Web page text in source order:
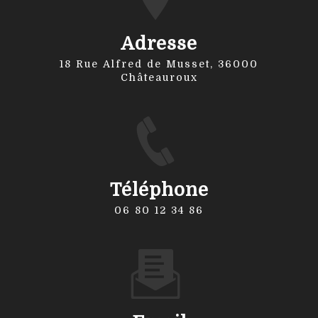
Adresse
18 Rue Alfred de Musset, 36000
Châteauroux
Téléphone
06 80 12 34 86